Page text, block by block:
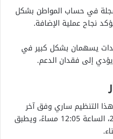
في حساب المواطن بشكل
نجاح عملية الإضافة.
يسهمان بشكل كبير في
إلى فقدان الدعم.
التنظيم ساري وفق آخر
تحديث صدر بتاريخ 10 يناير 2026، الساعة 12:05 مساءً، ويطبق